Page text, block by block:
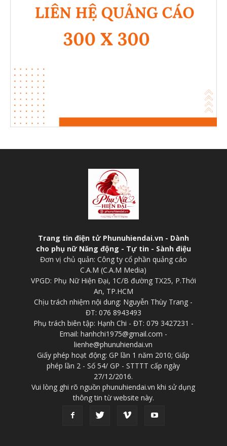
Trang tin điện tử Phunuhiendai.vn - Dành
cho phụ nữ Năng động - Tự tin - Sành điệu
Đơn vị chủ quản: Công ty cổ phần quảng cáo
C.A.M (C.A.M Media)
VPGD: Phụ Nữ Hiện Đại, 1C/B đường TX25, P.Thới
An, TP.HCM
Chịu trách nhiệm nội dung: Nguyễn Thùy Trang -
ĐT: 076 8943493
Phụ trách biên tập: Hạnh Chi - ĐT: 079 3427231 -
Email: hanhchi1975@gmail.com -
lienhe@phunuhiendai.vn
Giấy phép hoạt động: GP lần 1 năm 2010; Giấp
phép lần 2 - Số 54/ GP - STTTT cấp ngày
27/12/2016.
Vui lòng ghi rõ nguồn phunuhiendai.vn khi sử dụng
thông tin từ website này.